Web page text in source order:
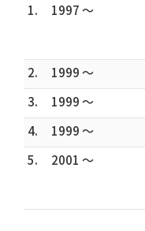
1.
1997 ～
2.
1999 ～
3.
1999 ～
4.
1999 ～
5.
2001 ～